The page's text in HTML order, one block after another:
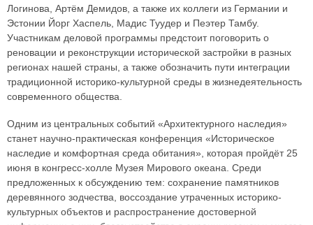
Логинова, Артём Демидов, а также их коллеги из Германии и
Эстонии Йорг Хаспель, Мадис Туудер и Пеэтер Тамбу.
Участникам деловой программы предстоит поговорить о
реновации и реконструкции исторической застройки в разных
регионах нашей страны, а также обозначить пути интеграции
традиционной историко-культурной среды в жизнедеятельность
современного общества.
Одним из центральных событий «Архитектурного наследия»
станет научно-практическая конференция «Историческое
наследие и комфортная среда обитания», которая пройдёт 25
июня в конгресс-холле Музея Мирового океана. Среди
предложенных к обсуждению тем: сохранение памятников
деревянного зодчества, воссоздание утраченных историко-
культурных объектов и распространение достоверной